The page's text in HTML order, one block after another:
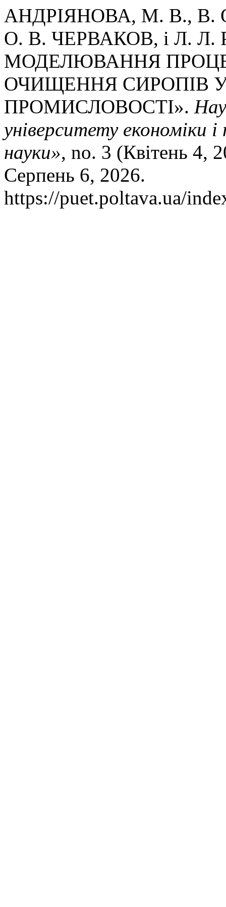
АНДРІЯНОВА, М. В., В.
О. В. ЧЕРВАКОВ, і Л.
МОДЕЛЮВАННЯ
ОЧИЩЕННЯ СИРОПІВ
ПРОМИСЛОВОСТІ».
університету економіки і
науки», no. 3 (Квітень 4,
Серпень 6, 2026.
https://puet.poltava.ua/